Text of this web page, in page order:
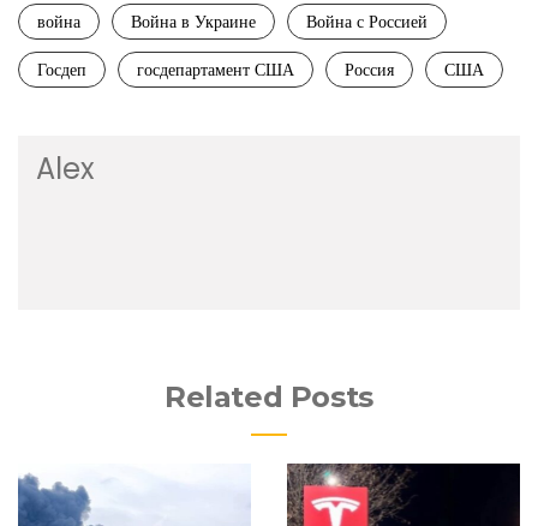
война Война в Украине
Война с Россией
Госдеп
госдепартамент США Россия США
Alex
Related Posts